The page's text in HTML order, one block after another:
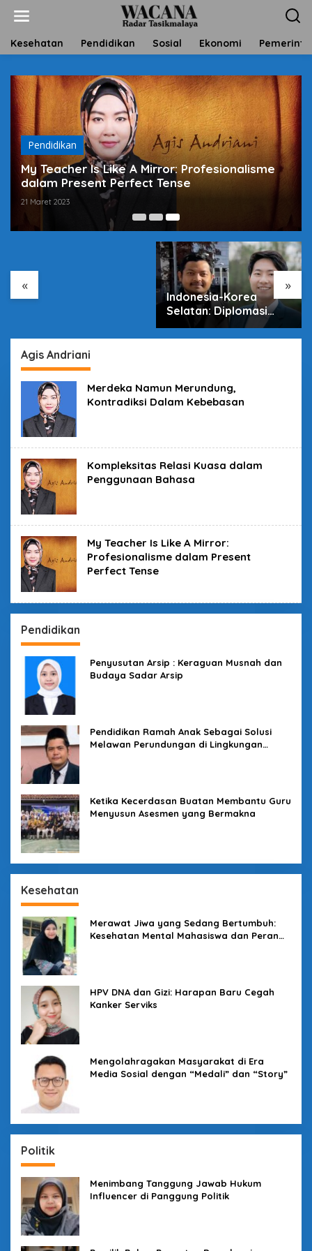
t
Kesehatan Pendidikan Sosial Ekonomi
Pendidikan
My Teacher Is Like A Mirror: Profesionalisme
dalam Present Perfect Tense
21 Maret 2023
« »
Harga Sembako Naik,
Antara Pasar dan
Indonesia-Korea
Selatan: Diplomasi
Agis Andriani
Merdeka Namun Merundung,
Kontradiksi Dalam Kebebasan
Kompleksitas Relasi Kuasa dalam
Penggunaan Bahasa
My Teacher Is Like A Mirror:
Profesionalisme dalam Present
Perfect Tense
Pendidikan
Penyusutan Arsip : Keraguan Musnah dan
Budaya Sadar Arsip
Pendidikan Ramah Anak Sebagai Solusi
Melawan Perundungan di Lingkungan
Ketika Kecerdasan Buatan Membantu Guru
Menyusun Asesmen yang Bermakna
Kesehatan
Merawat Jiwa yang Sedang Bertumbuh:
Kesehatan Mental Mahasiswa dan Peran
HPV DNA dan Gizi: Harapan Baru Cegah
Kanker Serviks
Mengolahragakan Masyarakat di Era
Media Sosial dengan “Medali” dan “Story”
Politik
Menimbang Tanggung Jawab Hukum
Influencer di Panggung Politik